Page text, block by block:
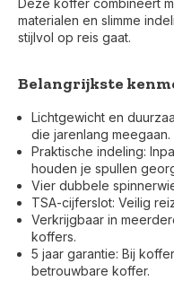
Deze koffer combineert
materialen en slimme
stijlvol op reis gaat.
Belangrijkste
Lichtgewicht en
die jarenlang meegaan.
Praktische indeling:
houden je spullen
Vier dubbele
TSA-cijferslot: Veilig
Verkrijgbaar in
koffers.
5 jaar garantie: Bij
betrouwbare koffer.